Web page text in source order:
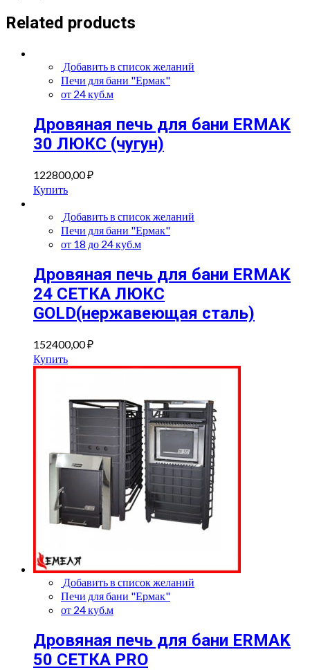
Related products
Добавить в список желаний
Печи для бани "Ермак"
от 24 куб.м
Дровяная печь для бани ERMAK
30 ЛЮКС (чугун)
122800,00₽
Купить
Добавить в список желаний
Печи для бани "Ермак"
от 18 до 24 куб.м
Дровяная печь для бани ERMAK
24 СЕТКА ЛЮКС
GOLD(нержавеющая сталь)
152400,00₽
Купить
Добавить в список желаний
Печи для бани "Ермак"
от 24 куб.м
Дровяная печь для бани ERMAK
50 СЕТКА PRO